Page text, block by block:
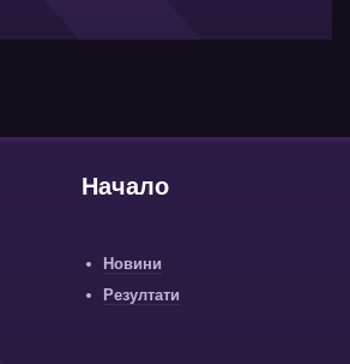
Начало
Новини
Резултати